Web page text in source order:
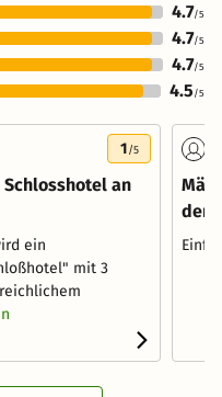
4.7/5
4.7/5
4.7/5
4.5 /5
1/5
an
ein
mit 3
der